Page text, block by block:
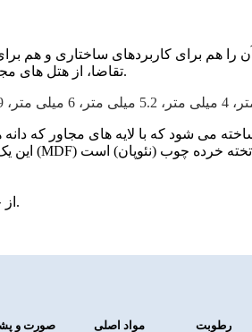
کند و آن را هم برای کاربردهای
تقاضا، از هتل های مجلل گرفته تا پروژه های مسکونی سفارشی، که در آن کیفیت و ظاهر به خطر نیفتد، استفاده کرد.
تمام روکش های تولید شده دارای گواهی شورای نظارت بر جنگل (FSC) از جنگل های پایدار هستند.
صورت و مواد اصلی رطوبت